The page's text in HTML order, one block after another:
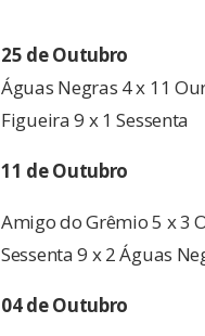
25 de Outubro
Águas Negras 4 x 11
Figueira 9 x 1 Sessenta
11 de Outubro
Amigo do Grêmio 5 x 3
Sessenta 9 x 2 Águas
04 de Outubro